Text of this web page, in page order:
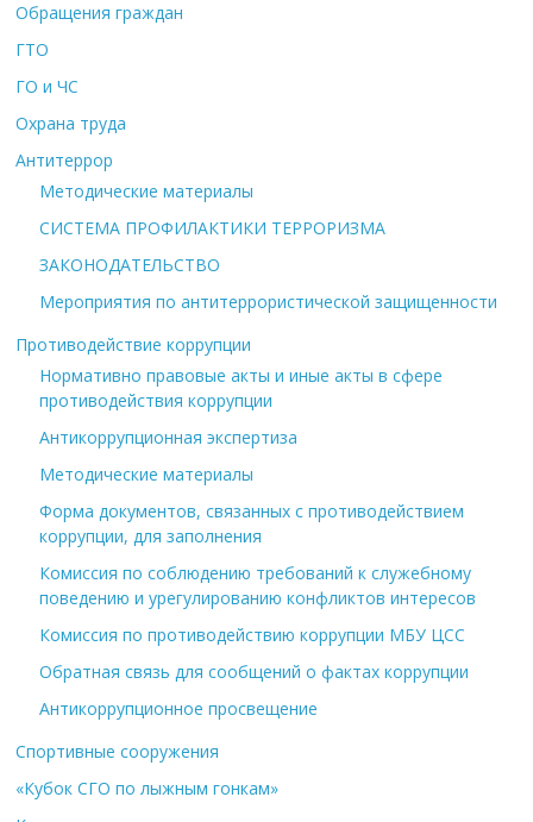
Обращения граждан
ГТО
ГО и ЧС
Охрана труда
Антитеррор
Методические материалы
СИСТЕМА ПРОФИЛАКТИКИ ТЕРРОРИЗМА
ЗАКОНОДАТЕЛЬСТВО
Мероприятия по антитеррористической защищенности
Противодействие коррупции
Нормативно правовые акты и иные акты в сфере
противодействия коррупции
Антикоррупционная экспертиза
Методические материалы
Форма документов, связанных с противодействием
коррупции, для заполнения
Комиссия по соблюдению требований к служебному
поведению и урегулированию конфликтов интересов
Комиссия по противодействию коррупции МБУ ЦСС
Обратная связь для сообщений о фактах коррупции
Антикоррупционное просвещение
Спортивные сооружения
«Кубок СГО по лыжным гонкам»